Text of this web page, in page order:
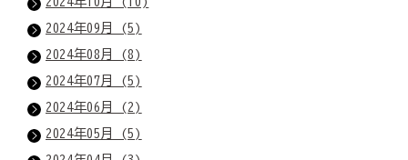
2024年09月 (5)
2024年08月 (8)
2024年07月 (5)
2024年06月 (2)
2024年05月 (5)